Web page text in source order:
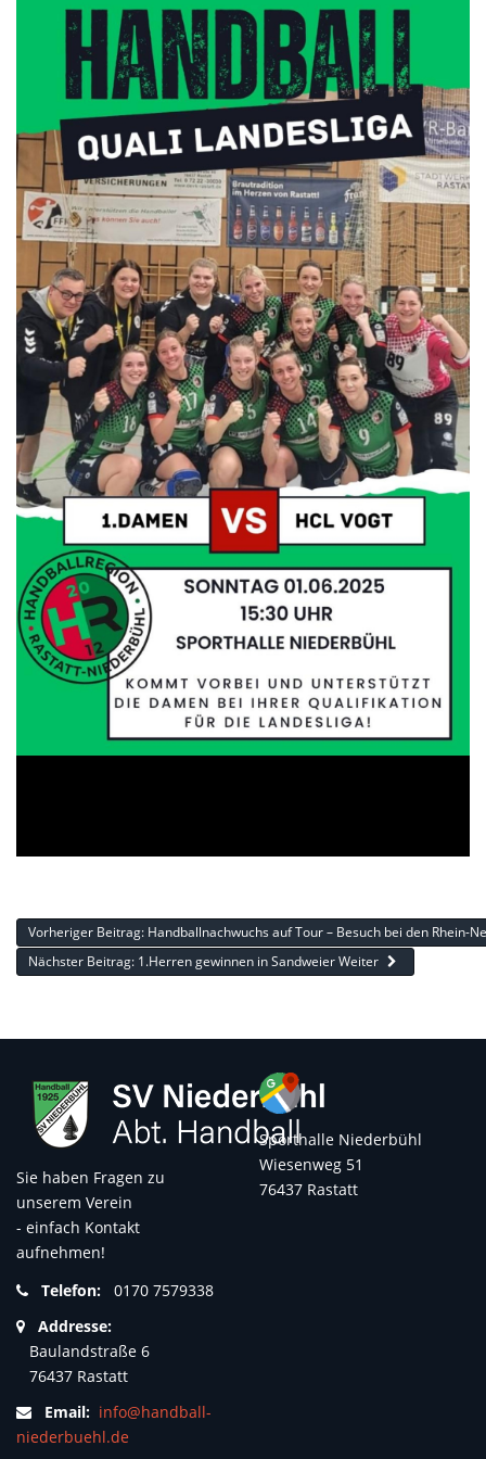
Vorheriger Beitrag: Handballnachwuchs auf Tour – Besuch bei den Rhein-
Nächster Beitrag: 1.Herren gewinnen in SandweierWeiter
Sie haben Fragen zu
unserem Verein
- einfach Kontakt
aufnehmen!
Telefon:
0170 7579338
Addresse:
Baulandstraße 6
76437 Rastatt
Email: info@handball-
niederbuehl.de
Sporthalle Niederbühl
Wiesenweg 51
76437 Rastatt